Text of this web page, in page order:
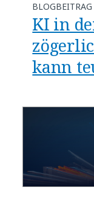
BLOGBEITRAG
​​KI in
kann